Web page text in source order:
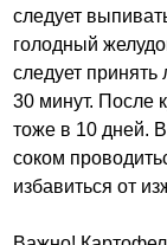
следует
голодный
следует
30 минут. После
тоже в 10 дней.
соком
избавиться от